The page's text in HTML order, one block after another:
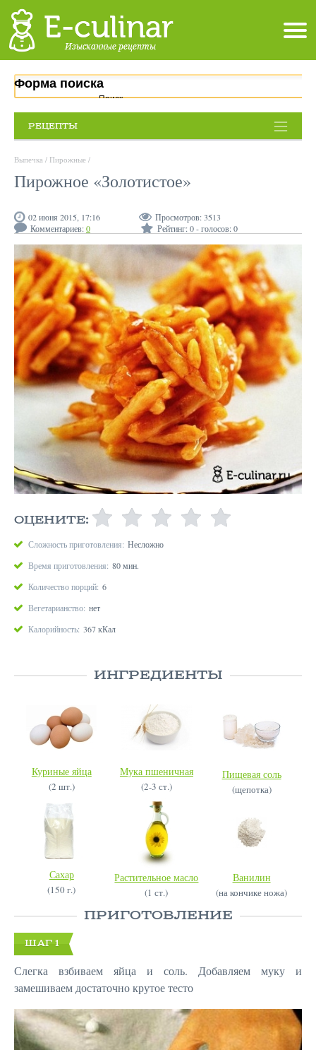
Форма поиска
Поиск
РЕЦЕПТЫ
Выпечка / Пирожные /
Пирожное «Золотистое»
02 июня 2015, 17:16 Просмотров:3513
Комментариев:0 Рейтинг:0- голосов:0
ОЦЕНИТЕ:
Сложность приготовления: Несложно
Время приготовления: 80 мин.
Количество порций: 6
Вегетарианство: нет
Калорийность: 367 кКал
ИНГРЕДИЕНТЫ
Куриные яйца
(2 шт.)
Мука пшеничная
(2-3 ст.)
Пищевая соль
(щепотка)
Сахар
(150 г.)
Растительное масло
(1 ст.)
Ванилин
(на кончике ножа)
ПРИГОТОВЛЕНИЕ
ШАГ 1
Слегка взбиваем яйца и соль. Добавляем муку и
замешиваем достаточно крутое тесто